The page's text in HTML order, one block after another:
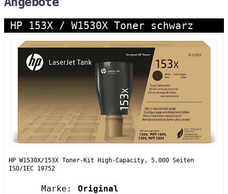
HP 153X / W1530X Toner schwarz
HP W1530X/153X Toner-Kit High-Capacity, 5.000 Seiten
ISO/IEC 19752
Marke:
Original